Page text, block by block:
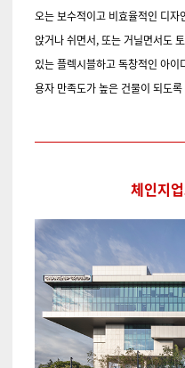
오는 보수적이고 비효율적인 디
앉거나 쉬면서, 또는 거닐면서도
있는 플렉시블하고 독창적인 아
용자 만족도가 높은 건물이 되도
체인지